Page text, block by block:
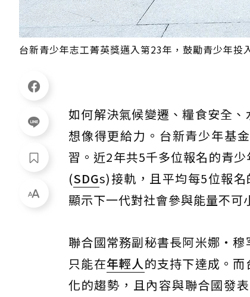
台新青少年志工菁英獎邁入第23年，鼓勵青少年
如何解決氣候變遷、糧食安全
想像得更給力。台新青少年基
習。近2年共5千多位報名的青
(SDGs)接軌，且平均每5位報
顯示下一代對社會參與能量不可
聯合國常務副秘書長阿米娜‧
只能在年輕人的支持下達成。
化的趨勢，且內容與聯合國發